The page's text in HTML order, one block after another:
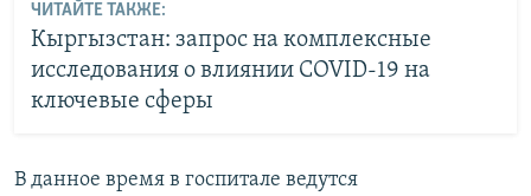
ЧИТАЙТЕ ТАКЖЕ:
Кыргызстан: запрос на комплексные
исследования о влиянии COVID-19 на
ключевые сферы
В данное время в госпитале ведутся